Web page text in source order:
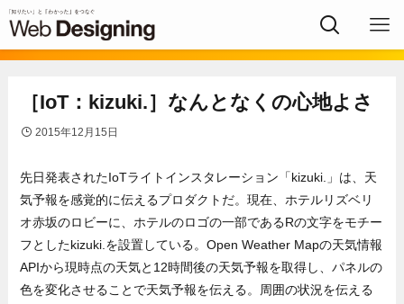
［IoT：kizuki.］なんとなくの心地よさ
2015年12月15日
先日発表されたIoTライトインスタレーション「kizuki.」は、天
気予報を感覚的に伝えるプロダクトだ。現在、ホテルリズベリ
オ赤坂のロビーに、ホテルのロゴの一部であるRの文字をモチー
フとしたkizuki.を設置している。Open Weather Mapの天気情報
APIから現時点の天気と12時間後の天気予報を取得し、パネルの
色を変化させることで天気予報を伝える。周囲の状況を伝える